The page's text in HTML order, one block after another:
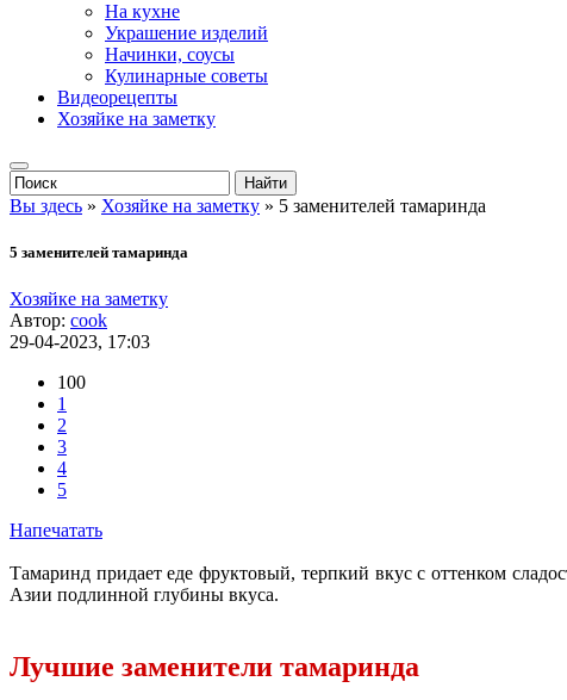
На кухне
Украшение изделий
Начинки, соусы
Кулинарные советы
Видеорецепты
Хозяйке на заметку
Вы здесь » Хозяйке на заметку » 5 заменителей тамаринда
5 заменителей тамаринда
Хозяйке на заметку
Автор: cook
29-04-2023, 17:03
100
1
2
3
4
5
Напечатать
Тамаринд придает еде фруктовый, терпкий вкус с оттенком
Азии подлинной глубины вкуса.
Лучшие заменители тамаринда